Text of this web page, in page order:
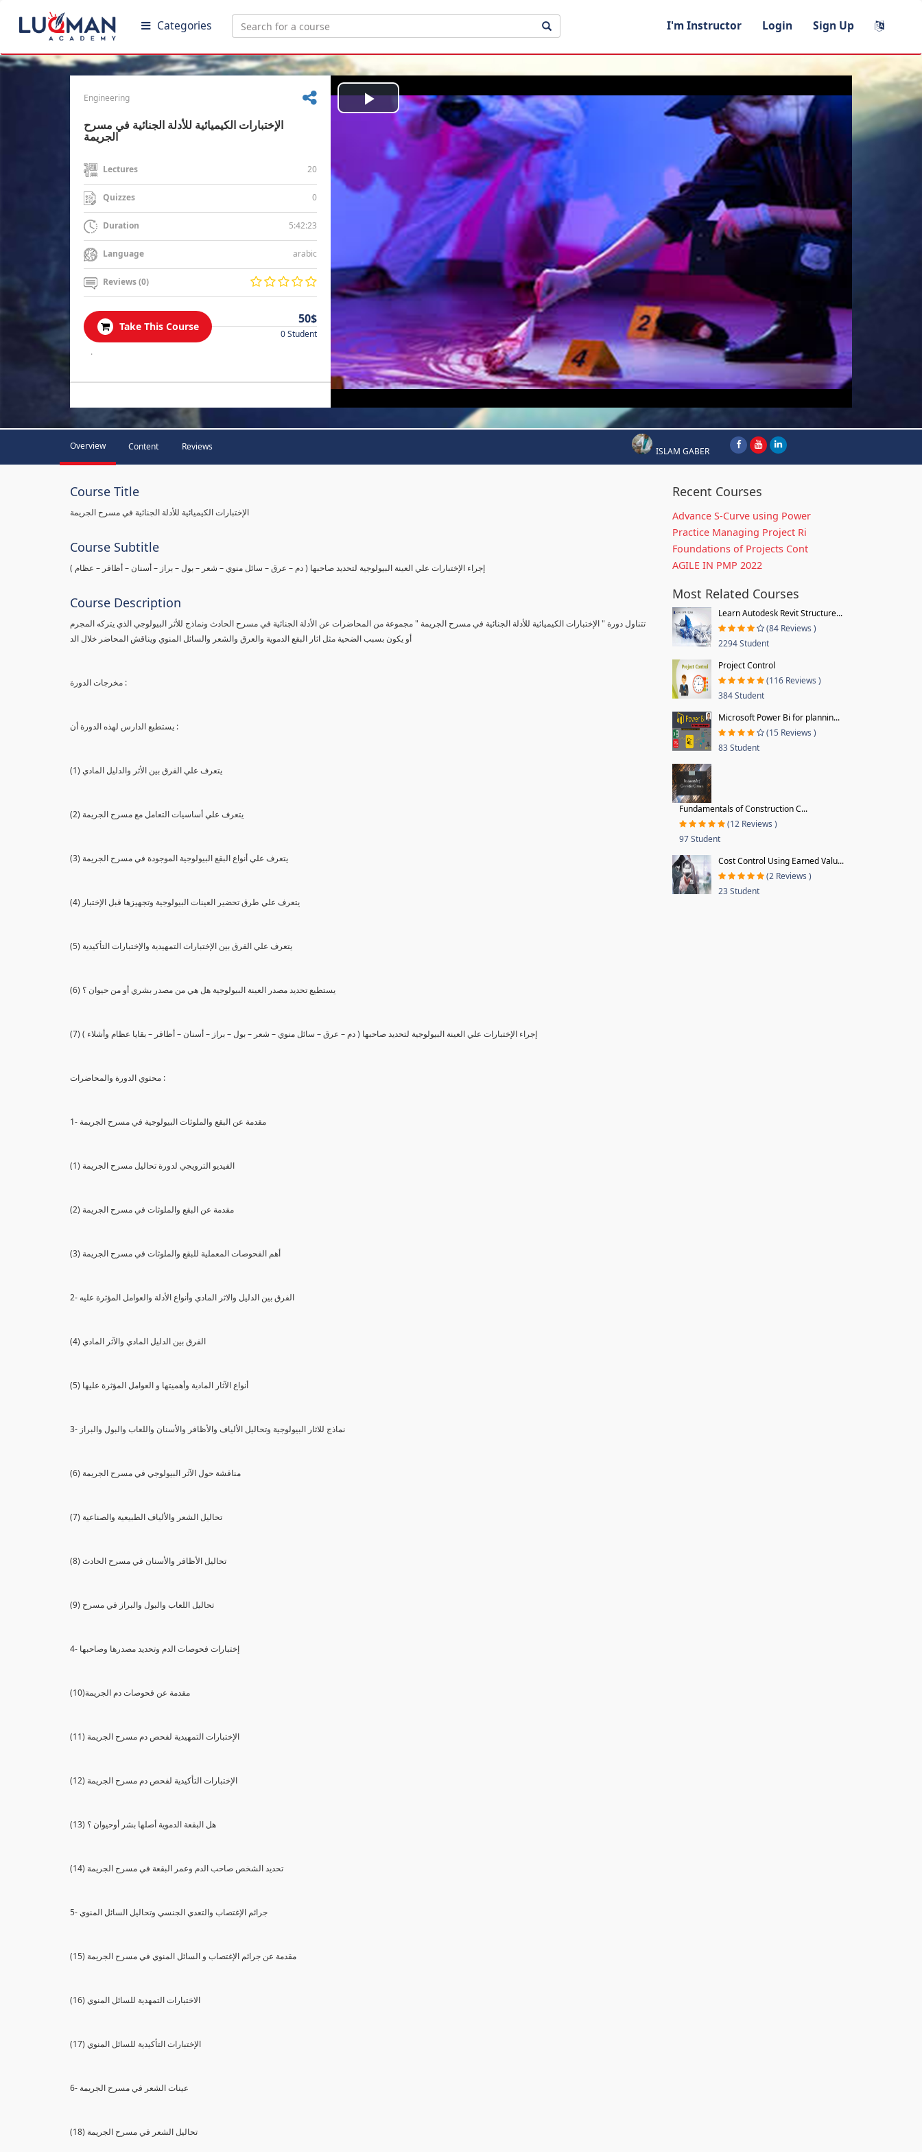
Categories I'm Instructor Login Sign Up
Engineering
الإختبارات الكيميائية للأدلة الجنائية في مسرح
الجريمة
Lectures 20
Quizzes 0
Duration 5:42:23
Language arabic
Reviews (0)
Take This Course
50$
0 Student
.
Play
Video
Overview Content Reviews ISLAM GABER
Course Title
الإختبارات الكيميائية للأدلة الجنائية في مسرح الجريمة
Course Subtitle
( إجراء الإختبارات علي العينة البيولوجية لتحديد صاحبها ( دم – عرق – سائل منوي – شعر – بول – براز – أسنان – أظافر – عظام
Course Description
تتناول دورة " الإختبارات الكيميائية للأدلة الجنائية في مسرح الجريمة " مجموعة من المحاضرات عن الأدلة الجنائية في مسرح الحادث ونماذج للأثر البيولوجي الذي يتركه المجرم
أو يكون بسبب الضحية مثل اثار البقع الدموية والعرق والشعر والسائل المنوي ويناقش المحاضر خلال الد
مخرجات الدورة :
يستطيع الدارس لهذه الدورة أن :
(1) يتعرف علي الفرق بين الأثر والدليل المادي
(2) يتعرف علي أساسيات التعامل مع مسرح الجريمة
(3) يتعرف علي أنواع البقع البيولوجية الموجودة في مسرح الجريمة
(4) يتعرف علي طرق تحضير العينات البيولوجية وتجهيزها قبل الإختبار
(5) يتعرف علي الفرق بين الإختبارات التمهيدية والإختبارات التأكيدية
(6) يستطيع تحديد مصدر العينة البيولوجية هل هي من مصدر بشري أو من حيوان ؟
(7) إجراء الإختبارات علي العينة البيولوجية لتحديد صاحبها ( دم – عرق – سائل منوي – شعر – بول – براز – أسنان – أظافر – بقايا عظام وأشلاء )
محتوي الدورة والمحاضرات :
1- مقدمة عن البقع والملوثات البيولوجية في مسرح الجريمة
(1) الفيديو الترويجي لدورة تحاليل مسرح الجريمة
(2) مقدمة عن البقع والملوثات في مسرح الجريمة
(3) أهم الفحوصات المعملية للبقع والملوثات في مسرح الجريمة
2- الفرق بين الدليل والاثر المادي وأنواع الأدلة والعوامل المؤثرة عليه
(4) الفرق بين الدليل المادي والآثر المادي
(5) أنواع الآثار المادية وأهميتها و العوامل المؤثرة عليها
3- نماذج للاثار البيولوجية وتحاليل الألياف والأظافر والأسنان واللعاب والبول والبراز
(6) مناقشة حول الآثر البيولوجي في مسرح الجريمة
(7) تحاليل الشعر والألياف الطبيعية والصناعية
(8) تحاليل الأظافر والأسنان في مسرح الحادث
(9) تحاليل اللعاب والبول والبراز في مسرح
4- إختبارات فحوصات الدم وتحديد مصدرها وصاحبها
(10)مقدمة عن فحوصات دم الجريمة
(11) الإختبارات التمهيدية لفحص دم مسرح الجريمة
(12) الإختبارات التأكيدية لفحص دم مسرح الجريمة
(13) هل البقعة الدموية أصلها بشر أوحيوان ؟
(14) تحديد الشخص صاحب الدم وعمر البقعة في مسرح الجريمة
5- جرائم الإغتصاب والتعدي الجنسي وتحاليل السائل المنوي
(15) مقدمة عن جرائم الإغتصاب و السائل المنوي في مسرح الجريمة
(16) الاختبارات التمهدية للسائل المنوي
(17) الإختبارات التأكيدية للسائل المنوي
6- عينات الشعر في مسرح الجريمة
(18) تحاليل الشعر في مسرح الجريمة
Recent Courses
Advance S-Curve using Power
Practice Managing Project Ri
Foundations of Projects Cont
AGILE IN PMP 2022
Most Related Courses
Learn Autodesk Revit Structure...
(84 Reviews )
2294 Student
Project Control
(116 Reviews )
384 Student
Microsoft Power Bi for plannin...
(15 Reviews )
83 Student
Fundamentals of Construction C...
(12 Reviews )
97 Student
Cost Control Using Earned Valu...
(2 Reviews )
23 Student